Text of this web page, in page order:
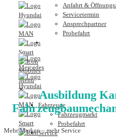
✕
Fahrzeuge
Fahrzeugmarkt
Probefahrt
Service
Anfahrt &
Servicetermin
Ansprechpartner
Probefahrt
Ausbildung
Mehr Marken – mehr Service